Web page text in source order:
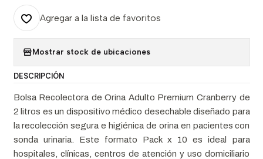
Agregar a la lista de favoritos
Mostrar stock de ubicaciones
DESCRIPCIÓN
Bolsa Recolectora de Orina Adulto Premium Cranberry de
2 litros es un dispositivo médico desechable diseñado para
la recolección segura e higiénica de orina en pacientes con
sonda urinaria. Este formato Pack x 10 es ideal para
hospitales, clínicas, centros de atención y uso domiciliario